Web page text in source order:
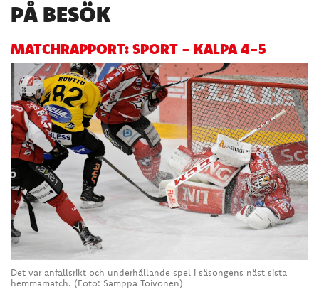
PÅ BESÖK
MATCHRAPPORT: SPORT - KALPA 4-5
Det var anfallsrikt och underhållande spel i säsongens näst sista
hemmamatch. (Foto: Samppa Toivonen)